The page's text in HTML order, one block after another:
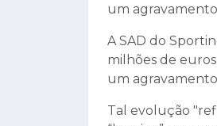
um
A SAD do
milhões de
um
Tal evolução